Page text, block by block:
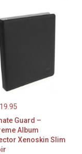
19.95
Guard –
Album
Xenoskin Slim